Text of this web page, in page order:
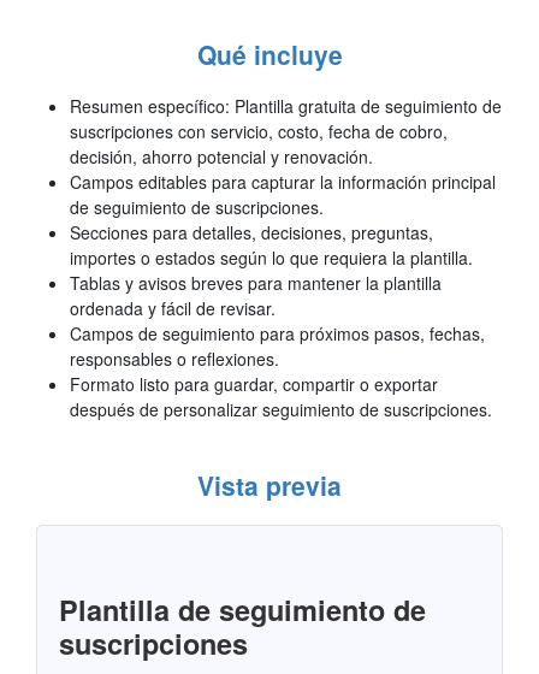
Qué incluye
Resumen específico: Plantilla gratuita de seguimiento de
suscripciones con servicio, costo, fecha de cobro,
decisión, ahorro potencial y renovación.
Campos editables para capturar la información principal
de seguimiento de suscripciones.
Secciones para detalles, decisiones, preguntas,
importes o estados según lo que requiera la plantilla.
Tablas y avisos breves para mantener la plantilla
ordenada y fácil de revisar.
Campos de seguimiento para próximos pasos, fechas,
responsables o reflexiones.
Formato listo para guardar, compartir o exportar
después de personalizar seguimiento de suscripciones.
Vista previa
Plantilla de seguimiento de
suscripciones